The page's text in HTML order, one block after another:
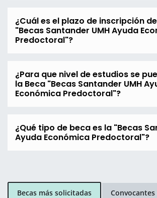
¿Cuál es el plazo de inscripción
"Becas Santander UMH Ayuda
Predoctoral"?
¿Para que nivel de estudios se
la Beca "Becas Santander UMH
Económica Predoctoral"?
¿Qué tipo de beca es la "Becas
Ayuda Económica Predoctoral"?
Becas más solicitadas